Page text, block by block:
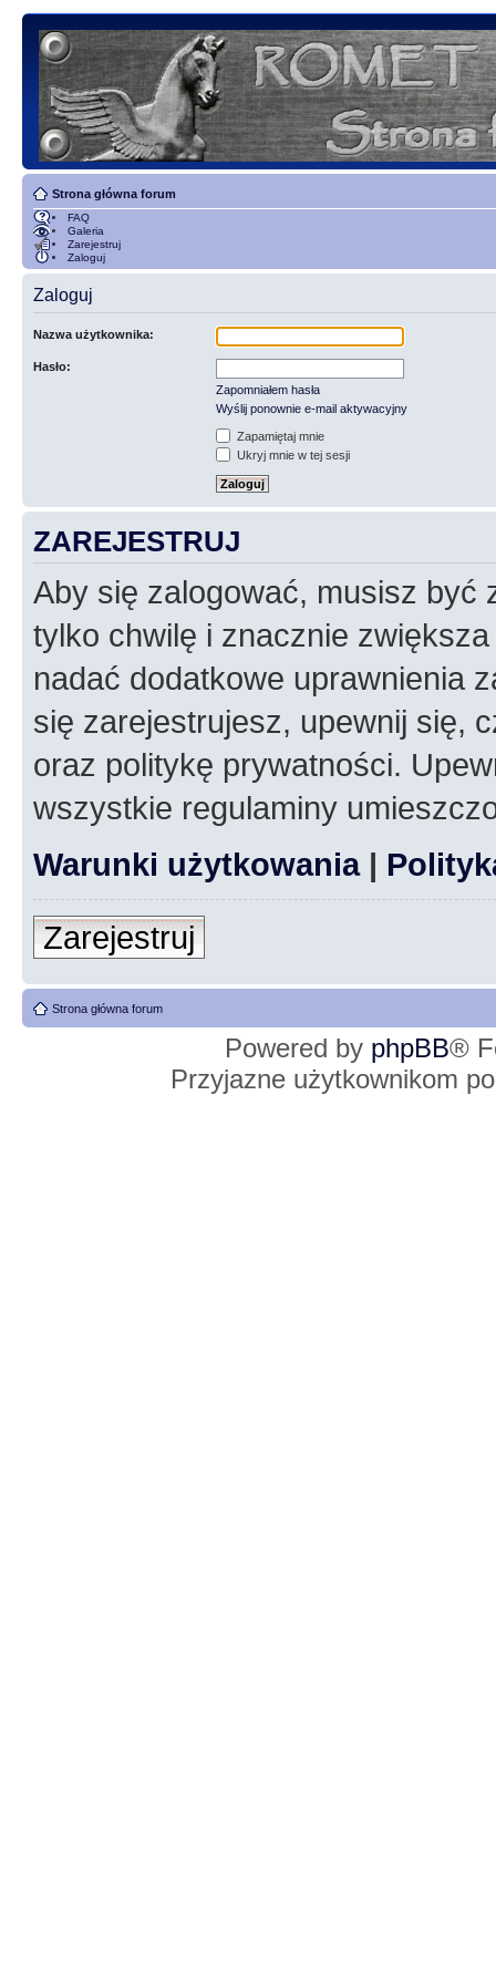
Strona główna forum
FAQ
Galeria
Zarejestruj
Zaloguj
Zaloguj
Nazwa użytkownika:
Hasło:
Zapomniałem hasła
Wyślij ponownie e-mail aktywacyjny
Zapamiętaj mnie
Ukryj mnie w tej sesji
ZAREJESTRUJ
Aby się zalogować, musisz być
tylko chwilę i znacznie
nadać dodatkowe uprawnienia
się zarejestrujesz, upewnij się,
oraz politykę prywatności.
wszystkie regulaminy
Warunki użytkowania|
Zarejestruj
Strona główna forum
Powered by phpBB®
Przyjazne użytkownikom